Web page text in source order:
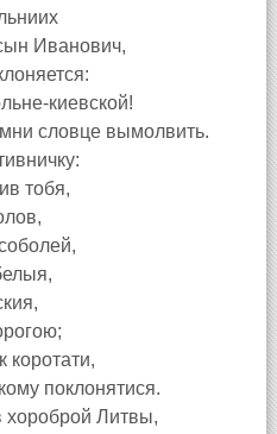
Иванович,
киевской!
словце вымолвить.
тобя,
коротати,
поклонятися.
хороброй Литвы,